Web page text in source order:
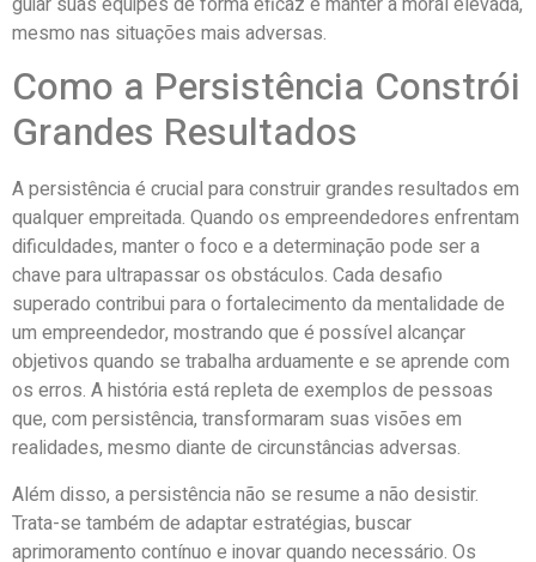
mesmo nas situações mais adversas.
Como a Persistência Constrói
Grandes Resultados
A persistência é crucial para construir grandes resultados em
qualquer empreitada. Quando os empreendedores enfrentam
dificuldades, manter o foco e a determinação pode ser a
chave para ultrapassar os obstáculos. Cada desafio
superado contribui para o fortalecimento da mentalidade de
um empreendedor, mostrando que é possível alcançar
objetivos quando se trabalha arduamente e se aprende com
os erros. A história está repleta de exemplos de pessoas
que, com persistência, transformaram suas visões em
realidades, mesmo diante de circunstâncias adversas.
Além disso, a persistência não se resume a não desistir.
Trata-se também de adaptar estratégias, buscar
aprimoramento contínuo e inovar quando necessário. Os